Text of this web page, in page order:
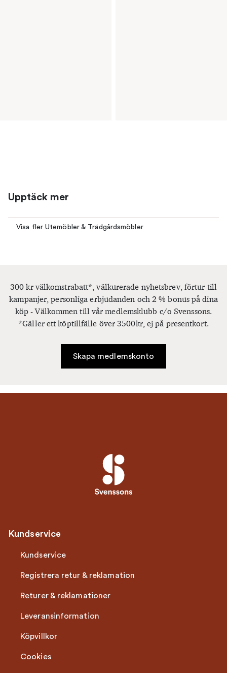
Upptäck mer
Visa fler Utemöbler & Trädgårdsmöbler
300 kr välkomstrabatt*, välkurerade nyhetsbrev, förtur till
kampanjer, personliga erbjudanden och 2 % bonus på dina
köp - Välkommen till vår medlemsklubb c/o Svenssons.
*Gäller ett köptillfälle över 3500kr, ej på presentkort.
Skapa medlemskonto
Kundservice
Kundservice
Registrera retur & reklamation
Returer & reklamationer
Leveransinformation
Köpvillkor
Cookies